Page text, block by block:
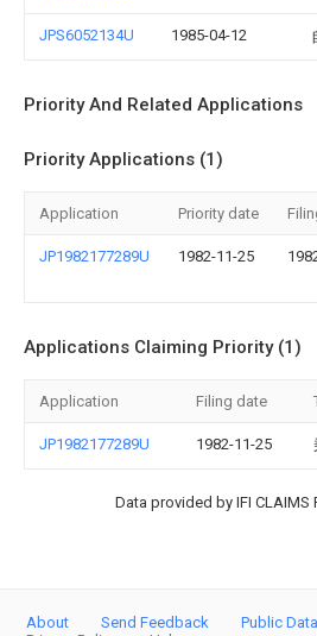
JPS6052134U 1985-04-12
Priority And Related Applications
Priority Applications (1)
Application Priority date
JP1982177289U 1982-11-25
Applications Claiming Priority (1)
Application Filing date
JP1982177289U 1982-11-25
Data provided by IFI CLAIMS
About Send Feedback Public